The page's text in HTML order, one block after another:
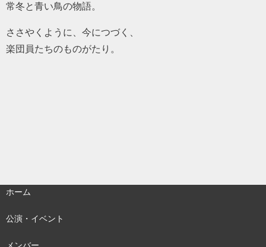
常冬と青い鳥の物語。
ささやくように、今につづく、
楽団員たちのものがたり。
ホーム
公演・イベント
メンバー